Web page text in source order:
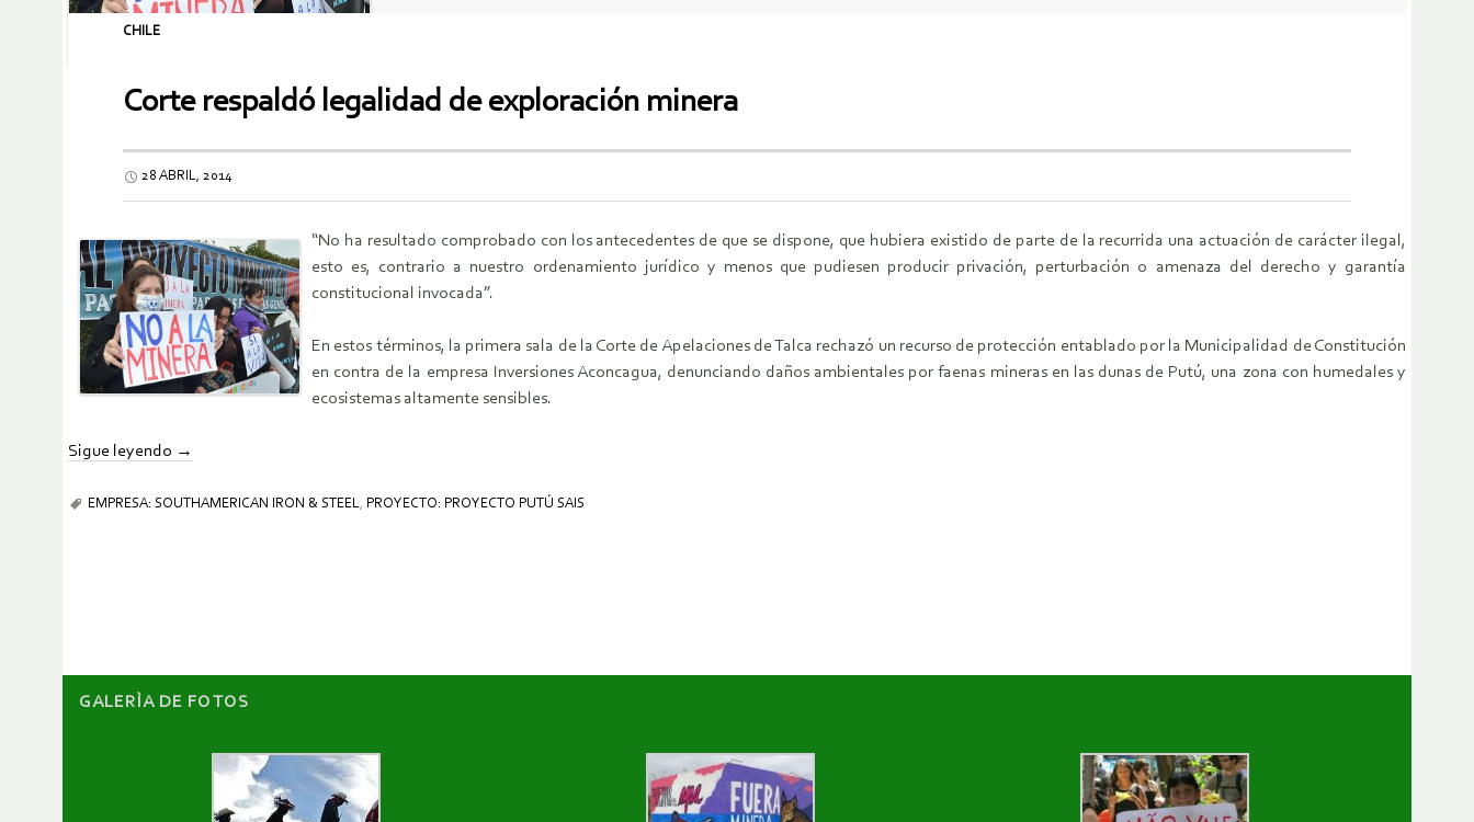
CHILE
Corte respaldó legalidad de exploración minera
28 ABRIL, 2014
“No ha resultado comprobado con los antecedentes de que se dispone, que hubiera existido de parte de la recurrida una actuación de carácter ilegal,
esto es, contrario a nuestro ordenamiento jurídico y menos que pudiesen producir privación, perturbación o amenaza del derecho y garantía
constitucional invocada”.
En estos términos, la primera sala de la Corte de Apelaciones de Talca rechazó un recurso de protección entablado por la Municipalidad de Constitución
en contra de la empresa Inversiones Aconcagua, denunciando daños ambientales por faenas mineras en las dunas de Putú, una zona con humedales y
ecosistemas altamente sensibles.
Sigue leyendo →
EMPRESA: SOUTHAMERICAN IRON & STEEL, PROYECTO: PROYECTO PUTÚ SAIS
GALERÌA DE FOTOS